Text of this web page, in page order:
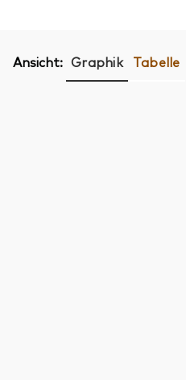
Ansicht: Graphik Tabelle